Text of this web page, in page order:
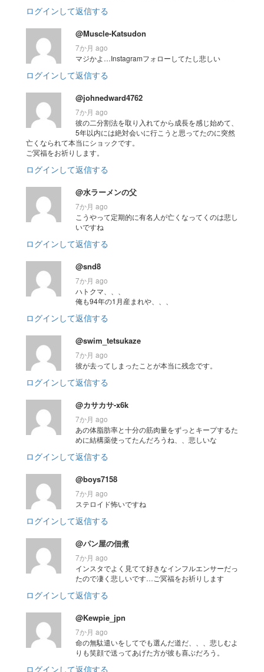
ログインして返信する
@Muscle-Katsudon
7か月 ago
マジかよ…Instagramフォローしてたし悲しい
ログインして返信する
@johnedward4762
7か月 ago
彼の二分割法を取り入れてから成長を感じ始めて、
5年以内には絶対会いに行こうと思ってたのに突然
亡くなられて本当にショックです。
ご冥福をお祈りします。
ログインして返信する
@水ラーメンの父
7か月 ago
こうやって定期的に有名人が亡くなってくのは悲し
いですね
ログインして返信する
@snd8
7か月 ago
ハトクマ、、、
俺も94年の1月産まれや、、、
ログインして返信する
@swim_tetsukaze
7か月 ago
彼が去ってしまったことが本当に残念です。
ログインして返信する
@カサカサ-x6k
7か月 ago
あの体脂肪率と十分の筋肉量をずっとキープするた
めに結構薬使ってたんだろうね、、悲しいな
ログインして返信する
@boys7158
7か月 ago
ステロイド怖いですね
ログインして返信する
@パン屋の佃煮
7か月 ago
インスタでよく見てて好きなインフルエンサーだっ
たので凄く悲しいです…ご冥福をお祈りします
ログインして返信する
@Kewpie_jpn
7か月 ago
命の無駄遣いをしてでも選んだ道だ、、、悲しむよ
りも笑顔で送ってあげた方が彼も喜ぶだろう。
ログインして返信する